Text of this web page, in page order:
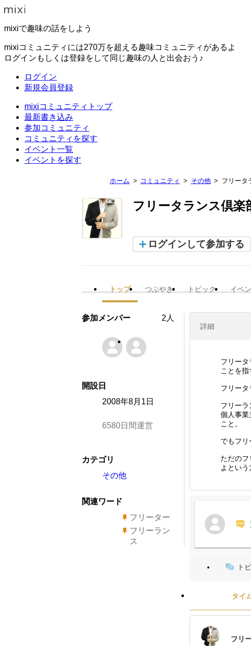
mixiで趣味の話をしよう
mixiコミュニティには270万を超える趣味コミュニティがあるよ
ログインもしくは登録をして同じ趣味の人と出会おう♪
ログイン
新規会員登録
mixiコミュニティトップ
最新書き込み
参加コミュニティ
コミュニティを探す
イベント一覧
イベントを探す
ホーム コミュニティ その他 フリータ
フリータランス倶楽
ログインして参加する
トップ つぶやき トピック イベ
詳細
フリー
ことを
フリー
フリーラ
個人事業
こと。
でもフリ
ただの
よという
ト
タイ
フリ
参加メンバー 2人
開設日
2008年8月1日
6580日間運営
カテゴリ
その他
関連ワード
フリーター
フリーラン
ス